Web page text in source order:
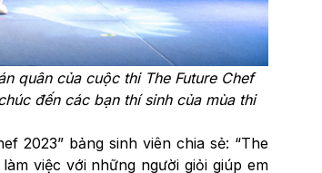
quân của cuộc thi The Future Chef
đến các bạn thí sinh của mùa thi
2023” bảng sinh viên chia sẻ: “The
việc với những người giỏi giúp em